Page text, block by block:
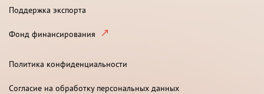
Поддержка экспорта
Фонд финансирования
Политика конфиденциальности
Согласие на обработку персональных данных